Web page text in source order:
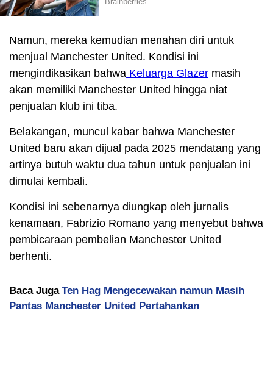
Namun, mereka kemudian menahan diri untuk
menjual Manchester United. Kondisi ini
mengindikasikan bahwa Keluarga Glazer masih
akan memiliki Manchester United hingga niat
penjualan klub ini tiba.
Belakangan, muncul kabar bahwa Manchester
United baru akan dijual pada 2025 mendatang yang
artinya butuh waktu dua tahun untuk penjualan ini
dimulai kembali.
Kondisi ini sebenarnya diungkap oleh jurnalis
kenamaan, Fabrizio Romano yang menyebut bahwa
pembicaraan pembelian Manchester United
berhenti.
Baca Juga Ten Hag Mengecewakan namun Masih
Pantas Manchester United Pertahankan